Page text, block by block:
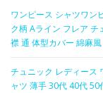
ワンピース シャツワン
ク柄 Aライン フレア チ
襟 通 体型カバー 綿麻
チュニック レディース
ャツ 薄手 30代 40代